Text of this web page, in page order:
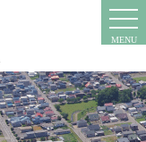
MENU